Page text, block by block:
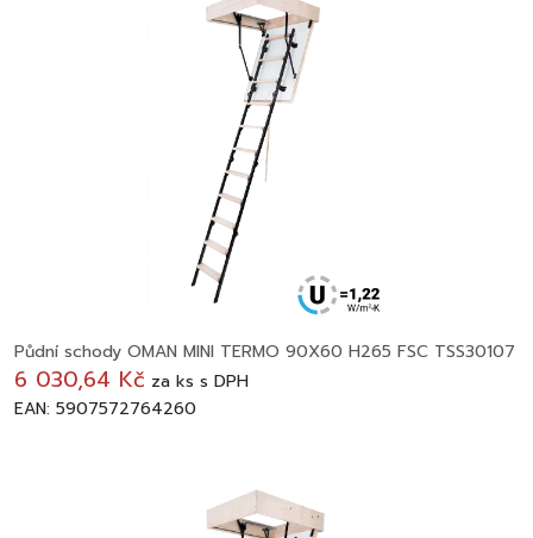
Půdní schody OMAN MINI TERMO 90X60 H265 FSC TSS30107
6 030,64 Kč za ks s DPH
EAN: 5907572764260